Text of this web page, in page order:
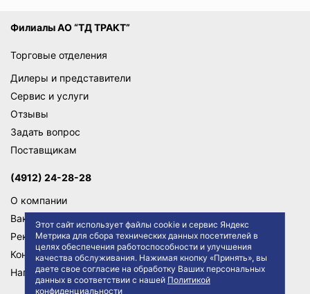
Этот сайт использует файлы cookie и сервис Яндекс
Метрика для сбора технических данных посетителей в
целях обеспечения работоспособности и улучшения
качества обслуживания. Нажимая кнопку «Принять», вы
даете свое согласие на обработку Ваших персональных
данных в соответствии с нашей Политикой
конфиденциальности
Филиалы АО “ТД ТРАКТ”
Торговые отделения
Дилеры и представители
Сервис и услуги
Отзывы
Задать вопрос
Поставщикам
(4912) 24-28-28
О компании
Вакансии
Реквизиты
Контакты
Написать директору